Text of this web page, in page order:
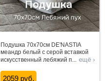
Подушка 70x70см DE'NASTIA
меандр белый с серой вставкой
искусственный лебяжий п
ещё ›
2059 руб.